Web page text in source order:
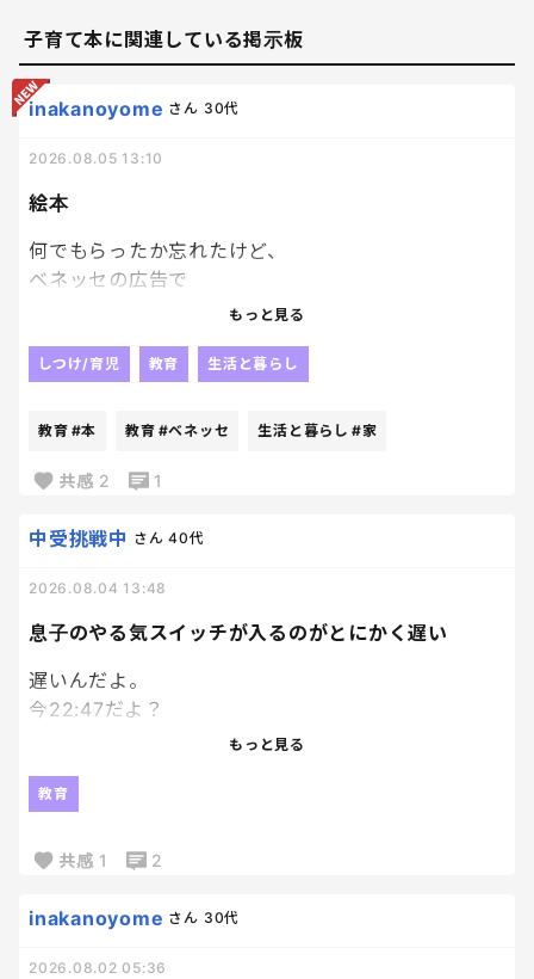
子育て本に関連している掲示板
絵本
inakanoyome さん 30代
2026.08.05 13:10
何でもらったか忘れたけど、
ベネッセの広告で
どうせぺらっぺらの本が届くんだろうな、
絵本大好き人間の長男にと、
ちょっと想定外にちゃんとした本届いてびっくり。
ていうか普通の本！
Ｗ抽選付のものだったんだけど、
あまりにちゃんとした本届いたから、
もっと見る
しつけ/育児 教育 生活と暮らし
教育 #本 教育 #ベネッセ 生活と暮らし #家
共感 2 1
息子のやる気スイッチが入るのがとにかく遅い
中受挑戦中 さん 40代
2026.08.04 13:48
遅いんだよ。
今22:47だよ？
エンジンかかり始めたのが22時過ぎってなんなん。
模試の解き直ししてるのはえらいよ！
って嬉しいよ！？
でもね、時間見て？
もっと見る
教育
共感 1 2
inakanoyome さん 30代
2026.08.02 05:36